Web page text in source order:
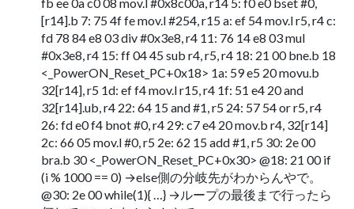
[r14].b 7: 75 4f fe mov.l #254, r15 a: ef 54 mov.l r5, r4 c:
fd 78 84 e8 03 div #0x3e8, r4 11: 76 14 e8 03 mul
#0x3e8, r4 15: ff 04 45 sub r4, r5, r4 18: 21 00 bne.b 18
<_PowerON_Reset_PC+0x18> 1a: 59 e5 20 movu.b
32[r14], r5 1d: ef f4 mov.l r15, r4 1f: 51 e4 20 and
32[r14].ub, r4 22: 64 15 and #1, r5 24: 57 54 or r5, r4
26: fd e0 f4 bnot #0, r4 29: c7 e4 20 mov.b r4, 32[r14]
2c: 66 05 mov.l #0, r5 2e: 62 15 add #1, r5 30: 2e 00
bra.b 30 <_PowerON_Reset_PC+0x30> @18: 21 00 if
(i % 1000 == 0) →else側の分岐先がわからんやで。
@30: 2e 00 while(1){ …} →ループの最後まで行ったら